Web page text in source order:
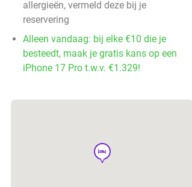
allergieën, vermeld deze bij je
reservering
Alleen vandaag: bij elke €10 die je
besteedt, maak je gratis kans op een
iPhone 17 Pro t.w.v. €1.329!
hotel